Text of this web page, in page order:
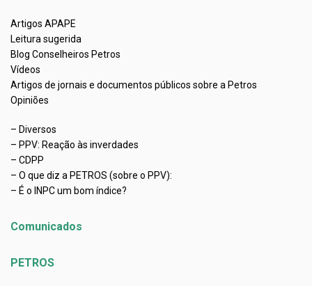
Artigos APAPE
Leitura sugerida
Blog Conselheiros Petros
Vídeos
Artigos de jornais e documentos públicos sobre a Petros
Opiniões
– Diversos
– PPV: Reação às inverdades
– CDPP
– O que diz a PETROS (sobre o PPV):
– É o INPC um bom índice?
Comunicados
PETROS